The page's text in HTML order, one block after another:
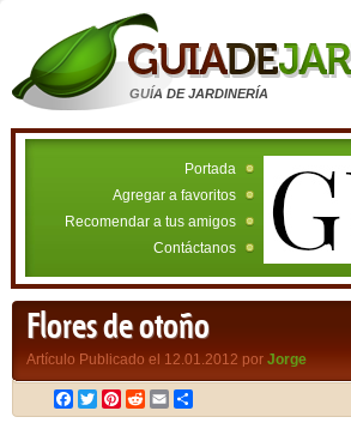
GUÍA DE JARDINERÍA
Portada
Agregar a favoritos
Recomendar a tus amigos
Contáctanos
Flores de otoño
Artículo Publicado el 12.01.2012 por Jorge
Facebook
TwitterPinterest
RedditEmail